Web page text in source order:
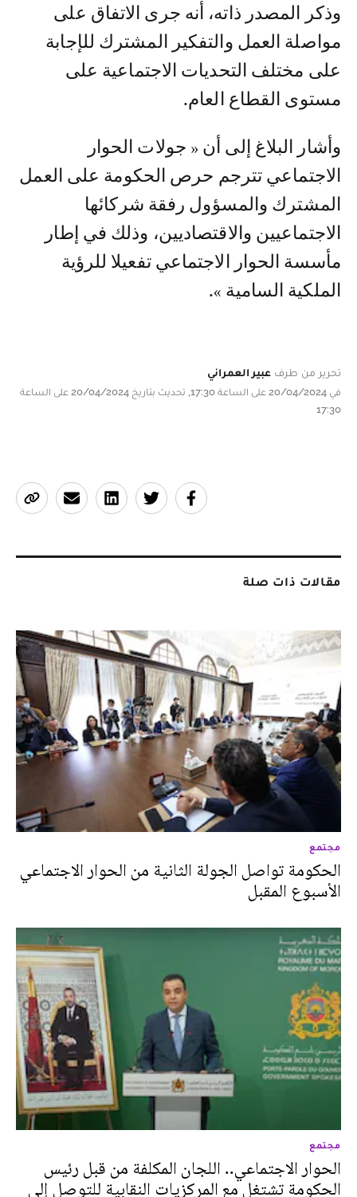
وذكر المصدر ذاته، أنه جرى الاتفاق على
مواصلة العمل والتفكير المشترك للإجابة
على مختلف التحديات الاجتماعية على
مستوى القطاع العام.
وأشار البلاغ إلى أن « جولات الحوار
الاجتماعي تترجم حرص الحكومة على العمل
المشترك والمسؤول رفقة شركائها
الاجتماعيين والاقتصاديين، وذلك في إطار
مأسسة الحوار الاجتماعي تفعيلا للرؤية
الملكية السامية ».
تحرير من طرف عبير العمراني
في 20/04/2024 على الساعة 17:30, تحديث بتاريخ 20/04/2024 على الساعة
17:30
مقالات ذات صلة
مجتمع
الحكومة تواصل الجولة الثانية من الحوار الاجتماعي
الأسبوع المقبل
مجتمع
الحوار الاجتماعي.. اللجان المكلفة من قبل رئيس
الحكومة تشتغل مع المركزيات النقابية للتوصل إلى